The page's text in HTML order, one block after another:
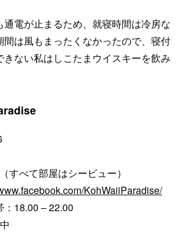
電が止まるため、就寝時間は冷房な
間は風もまったくなかったので、寝付
きない私はしこたまウイスキーを飲み
すべて部屋はシービュー）
KohWaiiParadise/
18.00 – 22.00